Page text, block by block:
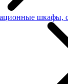
шкафы,